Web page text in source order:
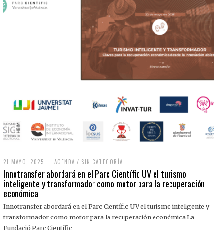
21 MAYO, 2025
M
A
Y
,
0
2
AGENDA / SIN CATEGORÍA
Innotransfer abordará en el Parc Científic UV el turismo
inteligente y transformador como motor para la recuperación
económica
Innotransfer abordará en el Parc Científic UV el turismo inteligente y
transformador como motor para la recuperación económica La
Fundació Parc Científic